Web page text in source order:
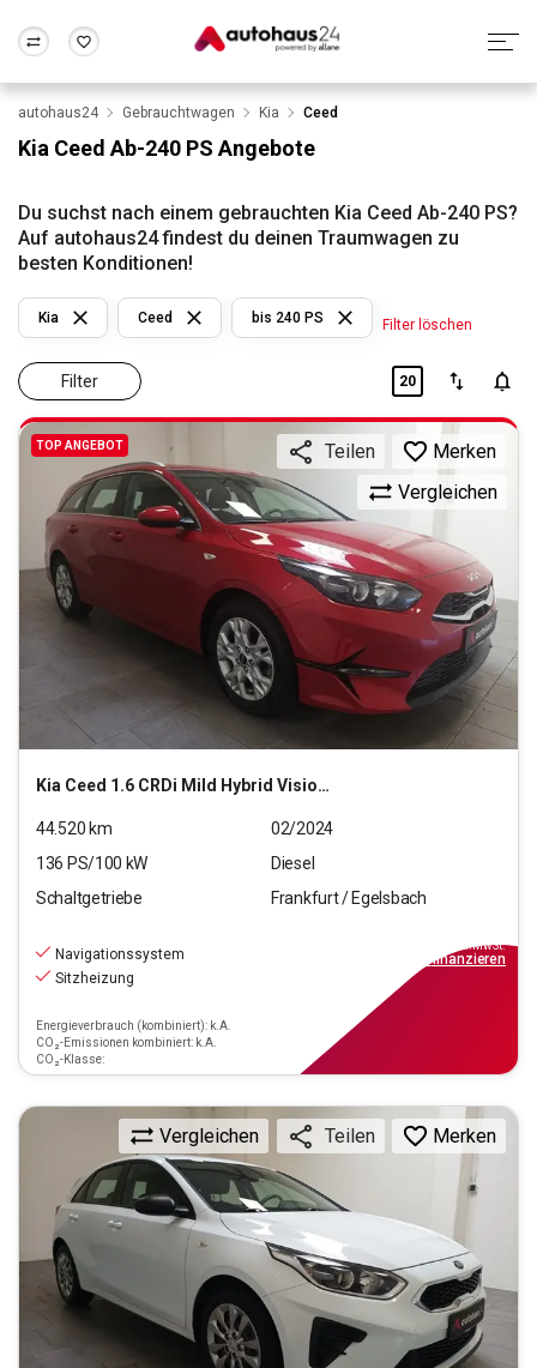
Wir bewerten dein Auto
Alle Fragen & Antworten
Rund um die Inzahlungnahme
Frankfurt Wuppertal
autohaus24 Gebrauchtwagen Kia Ceed
Kia Ceed Ab-240 PS Angebote
Du suchst nach einem gebrauchten Kia Ceed Ab-240 PS?
Auf autohaus24 findest du deinen Traumwagen zu
besten Konditionen!
Filter
Kia Ceed bis 240 PS Filter löschen
20
TOP ANGEBOT
Kia Ceed 1.6 CRDi Mild Hybrid Vision (EURO 6d)
Vergleichen
Teilen Merken
44.520 km
02/2024
136 PS/100 kW
Diesel
Schaltgetriebe
Frankfurt / Egelsbach
Navigationssystem
Sitzheizung
Energieverbrauch (kombiniert): k.A.
CO₂-Emissionen kombiniert: k.A.
CO₂-Klasse:
inkl.MwSt.
finanzieren
Vergleichen Teilen Merken